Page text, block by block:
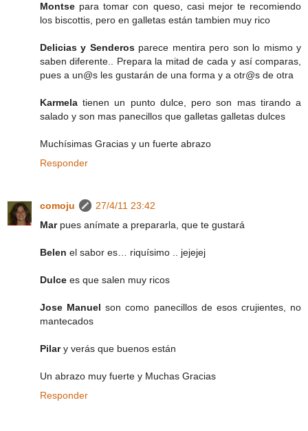
Montse para tomar con queso, casi mejor te recomiendo
los biscottis, pero en galletas están tambien muy rico
Delicias y Senderos parece mentira pero son lo mismo y
saben diferente.. Prepara la mitad de cada y así comparas,
pues a un@s les gustarán de una forma y a otr@s de otra
Karmelatienen un punto dulce, pero son mas tirando a
salado y son mas panecillos que galletas galletas dulces
Muchísimas Gracias y un fuerte abrazo
Responder
comoju
27/4/11 23:42
Mar pues anímate a prepararla, que te gustará
Belen el sabor es… riquísimo .. jejejej
Dulce es que salen muy ricos
Jose Manuelson como panecillos de esos crujientes, no
mantecados
Pilary verás que buenos están
Un abrazo muy fuerte y Muchas Gracias
Responder